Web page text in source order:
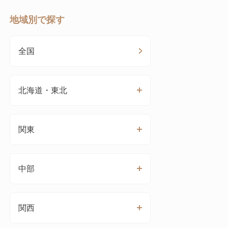
地域別で探す
全国
北海道・東北
関東
中部
関西